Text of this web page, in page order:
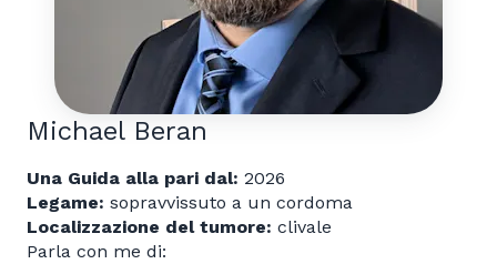
Michael Beran
Una Guida alla pari dal: 2026
Legame: sopravvissuto a un cordoma
Localizzazione del tumore: clivale
Parla con me di: